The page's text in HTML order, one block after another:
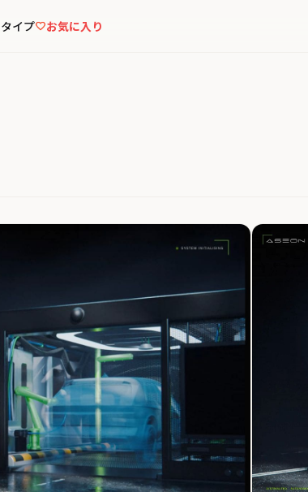
タイプ お気に入り